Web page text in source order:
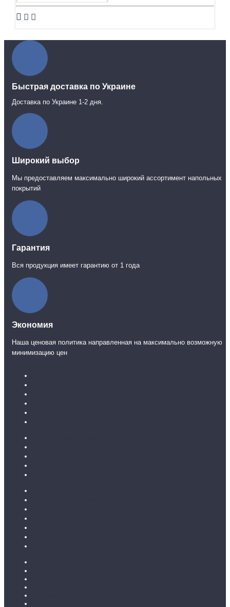
Быстрая доставка по Украине
Доставка по Украине 1-2 дня.
Широкий выбор
Мы предоставляем максимально широкий ассортимент напольных
покрытий
Гарантия
Вся продукция имеет гарантию от 1 года
Экономия
Наша ценовая политика направленная на максимально возможную
минимизацию цен